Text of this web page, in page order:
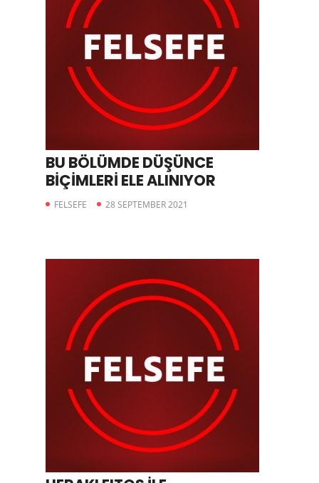
BU BÖLÜMDE DÜŞÜNCE
BİÇİMLERİ ELE ALINIYOR
FELSEFE 28 SEPTEMBER 2021